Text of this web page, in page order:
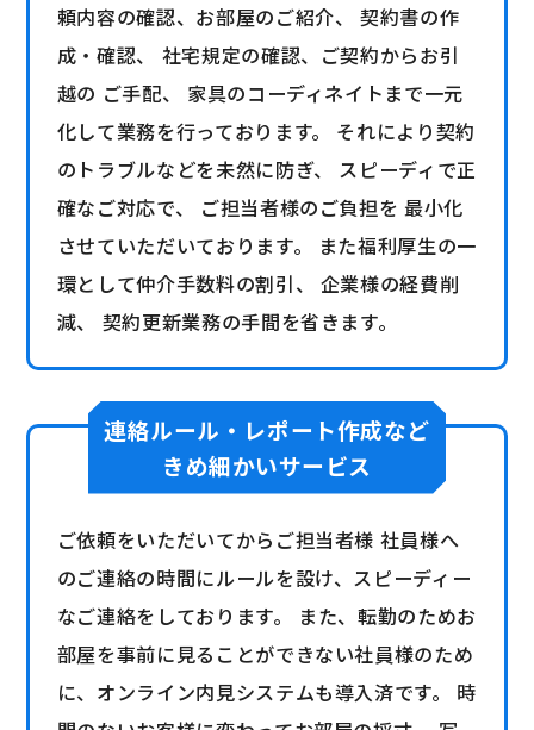
頼内容の確認、お部屋のご紹介、 契約書の作
成・確認、 社宅規定の確認、ご契約からお引
越の ご手配、 家具のコーディネイトまで一元
化して業務を行っております。 それにより契約
のトラブルなどを未然に防ぎ、 スピーディで正
確なご対応で、 ご担当者様のご負担を 最小化
させていただいております。 また福利厚生の一
環として仲介手数料の割引、 企業様の経費削
減、 契約更新業務の手間を省きます。
連絡ルール・レポート作成など
きめ細かいサービス
ご依頼をいただいてからご担当者様 社員様へ
のご連絡の時間にルールを設け、スピーディー
なご連絡をしております。 また、転勤のためお
部屋を事前に見ることができない社員様のため
に、オンライン内見システムも導入済です。 時